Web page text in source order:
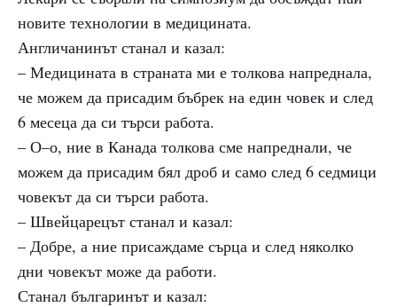
новите технологии в медицината.
Англичанинът станал и казал:
– Медицината в страната ми е толкова напреднала,
че можем да присадим бъбрек на един човек и след
6 месеца да си търси работа.
– О–о, ние в Канада толкова сме напреднали, че
можем да присадим бял дроб и само след 6 седмици
човекът да си търси работа.
– Швейцарецът станал и казал:
– Добре, а ние присаждаме сърца и след няколко
дни човекът може да работи.
Станал българинът и казал: